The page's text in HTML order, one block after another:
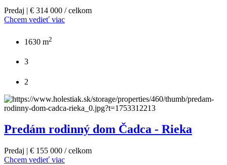
Predaj | € 314 000 / celkom
Chcem vedieť viac
1630 m2
3
2
Predám rodinný dom Čadca - Rieka
Predaj | € 155 000 / celkom
Chcem vedieť viac